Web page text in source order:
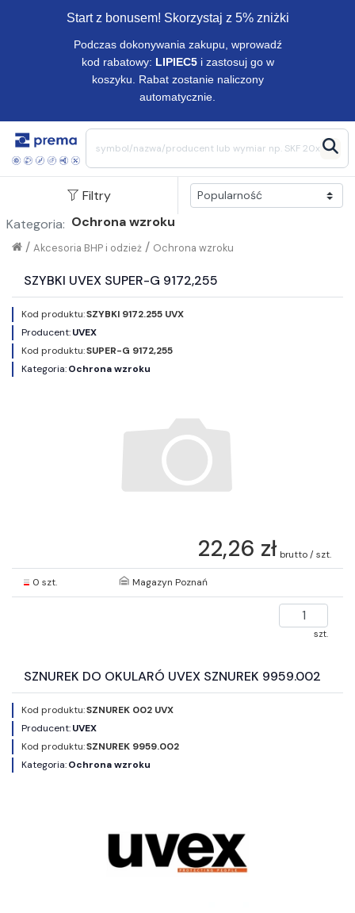
Start z bonusem! Skorzystaj z 5% zniżki
Podczas dokonywania zakupu, wprowadź
kod rabatowy: LIPIEC5 i zastosuj go w
koszyku. Rabat zostanie naliczony
automatycznie.
Filtry
Kategoria: Ochrona wzroku
Ochrona wzroku
/
Akcesoria BHP i odzież
/
SZYBKI UVEX SUPER-G 9172,255
Kod produktu:SZYBKI 9172.255 UVX
Producent:UVEX
Kod produktu:SUPER-G 9172,255
Kategoria:Ochrona wzroku
22,26 zł brutto / szt.
0 szt. Magazyn Poznań
szt.
SZNUREK DO OKULARÓ UVEX SZNUREK 9959.002
Kod produktu:SZNUREK 002 UVX
Producent:UVEX
Kod produktu:SZNUREK 9959.002
Kategoria:Ochrona wzroku